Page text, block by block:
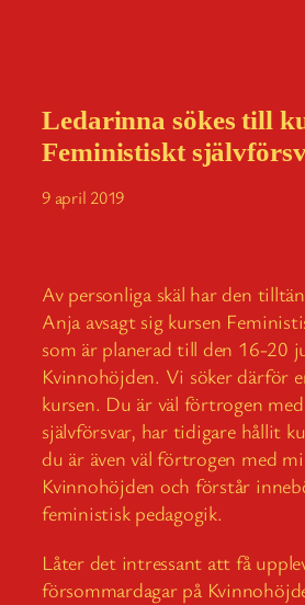
Ledarinna sökes till
Feministiskt
9 april 2019
Av personliga skäl har den
Anja avsagt sig kursen
som är planerad till den 16-20
Kvinnohöjden. Vi söker därför
kursen. Du är väl förtrogen
självförsvar, har tidigare hållit
du är även väl förtrogen med
Kvinnohöjden och förstår
feministisk pedagogik.
Låter det intressant att få
försommardagar på